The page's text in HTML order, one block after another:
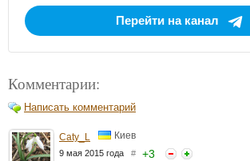
Перейти на канал
Комментарии:
Написать комментарий
Caty_L Киев
9 мая 2015 года # +3